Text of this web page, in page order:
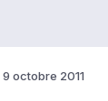
9 octobre 2011